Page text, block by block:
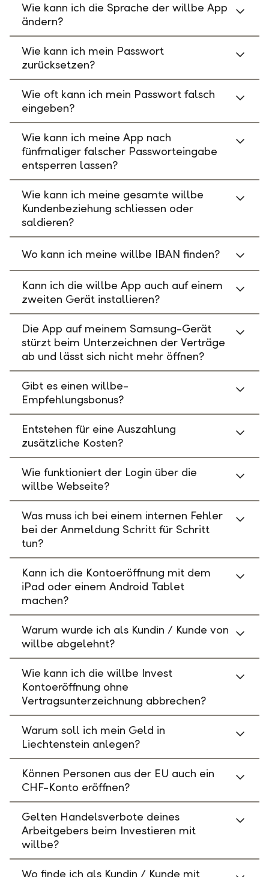
Wie kann ich die Sprache der willbe App
ändern?
Wie kann ich mein Passwort
zurücksetzen?
Wie oft kann ich mein Passwort falsch
eingeben?
Wie kann ich meine App nach
fünfmaliger falscher Passworteingabe
entsperren lassen?
Wie kann ich meine gesamte willbe
Kundenbeziehung schliessen oder
saldieren?
Wo kann ich meine willbe IBAN finden?
Kann ich die willbe App auch auf einem
zweiten Gerät installieren?
Die App auf meinem Samsung-Gerät
stürzt beim Unterzeichnen der Verträge
ab und lässt sich nicht mehr öffnen?
Gibt es einen willbe-
Empfehlungsbonus?
Entstehen für eine Auszahlung
zusätzliche Kosten?
Wie funktioniert der Login über die
willbe Webseite?
Was muss ich bei einem internen Fehler
bei der Anmeldung Schritt für Schritt
tun?
Kann ich die Kontoeröffnung mit dem
iPad oder einem Android Tablet
machen?
Warum wurde ich als Kundin / Kunde von
willbe abgelehnt?
Wie kann ich die willbe Invest
Kontoeröffnung ohne
Vertragsunterzeichnung abbrechen?
Warum soll ich mein Geld in
Liechtenstein anlegen?
Können Personen aus der EU auch ein
CHF-Konto eröffnen?
Gelten Handelsverbote deines
Arbeitgebers beim Investieren mit
willbe?
Wo finde ich als Kundin / Kunde mit